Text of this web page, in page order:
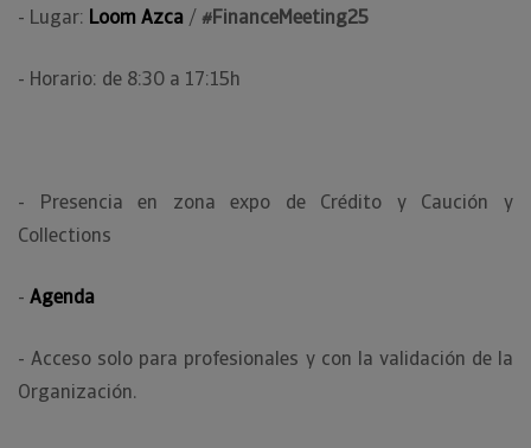
- Lugar: Loom Azca /#FinanceMeeting25
- Horario: de 8:30 a 17:15h
- Presencia en zona expo de Crédito y Caución y
Collections
- Agenda
- Acceso solo para profesionales y con la validación de la
Organización.